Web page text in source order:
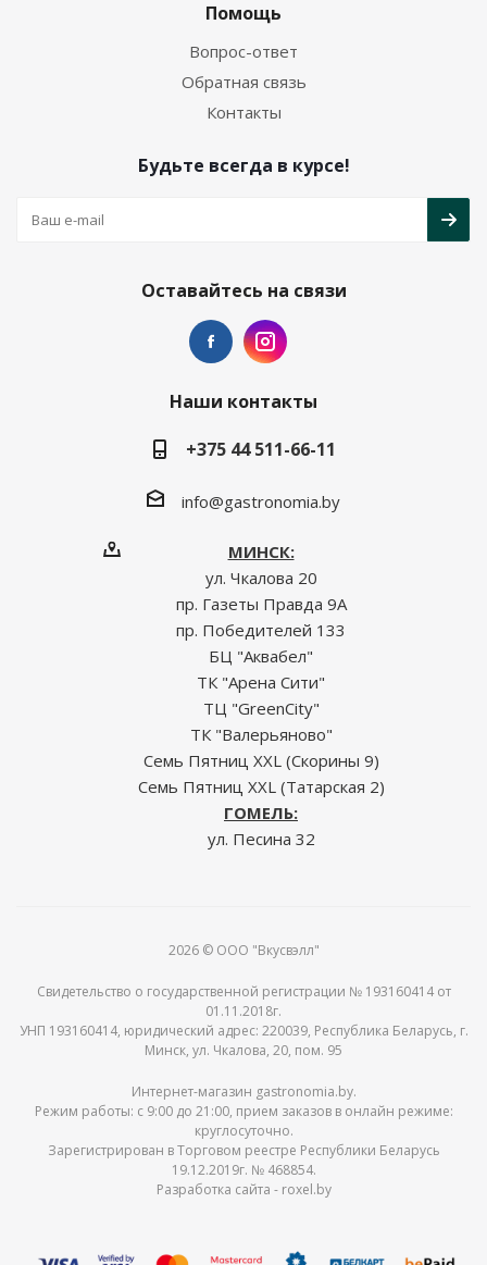
Помощь
Вопрос-ответ
Обратная связь
Контакты
Будьте всегда в курсе!
Оставайтесь на связи
Наши контакты
+375 44 511-66-11
info@gastronomia.by
МИНСК:
ул. Чкалова 20
пр. Газеты Правда 9А
пр. Победителей 133
БЦ "Аквабел"
ТК "Арена Сити"
ТЦ "GreenCity"
ТК "Валерьяново"
Семь Пятниц XXL (Скорины 9)
Семь Пятниц XXL (Татарская 2)
ГОМЕЛЬ:
ул. Песина 32
2026 © ООО "Вкусвэлл"
Свидетельство о государственной регистрации № 193160414 от
01.11.2018г.
УНП 193160414, юридический адрес: 220039, Республика Беларусь, г.
Минск, ул. Чкалова, 20, пом. 95
Интернет-магазин gastronomia.by.
Режим работы: c 9:00 до 21:00, прием заказов в онлайн режиме:
круглосуточно.
Зарегистрирован в Торговом реестре Республики Беларусь
19.12.2019г. № 468854.
Разработка сайта - roxel.by